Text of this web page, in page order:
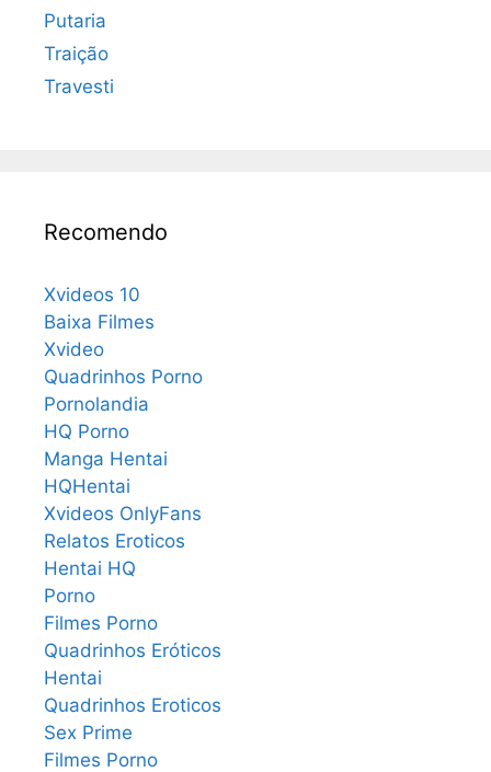
Putaria
Traição
Travesti
Recomendo
Xvideos 10
Baixa Filmes
Xvideo
Quadrinhos Porno
Pornolandia
HQ Porno
Manga Hentai
HQHentai
Xvideos OnlyFans
Relatos Eroticos
Hentai HQ
Porno
Filmes Porno
Quadrinhos Eróticos
Hentai
Quadrinhos Eroticos
Sex Prime
Filmes Porno